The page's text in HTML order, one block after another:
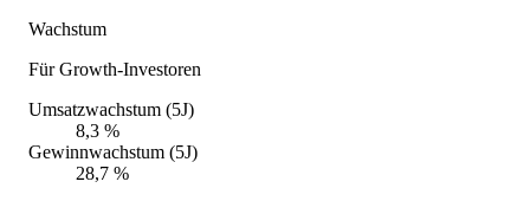
Wachstum
Für Growth-Investoren
Umsatzwachstum (5J)
8,3 %
Gewinnwachstum (5J)
28,7 %